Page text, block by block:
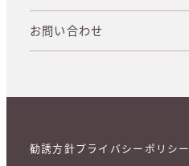
お問い合わせ
勧誘方針プライバシーポリシー